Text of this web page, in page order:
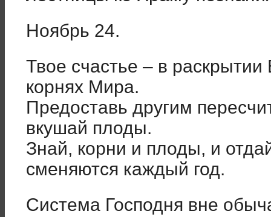
Ноябрь 24.
Твое счастье – в
корнях Мира.
Предоставь другим
вкушай плоды.
Знай, корни и плоды, и
сменяются каждый год.
Система Господня вне